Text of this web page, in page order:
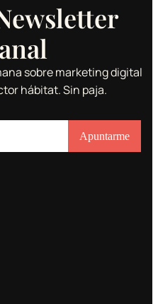
sobre marketing digital
hábitat. Sin paja.